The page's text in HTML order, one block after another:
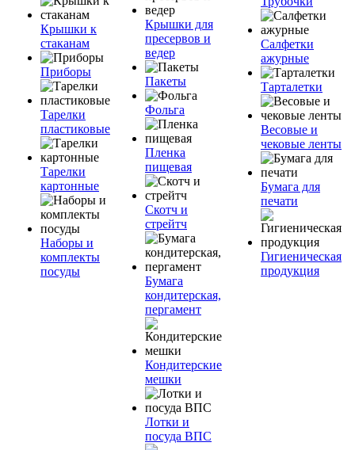
Крышки к
стаканам
Приборы
Тарелки
пластиковые
Тарелки
картонные
Наборы и
комплекты
посуды
Крышки для
пресервов и
ведер
Пакеты
Фольга
Пленка
пищевая
Скотч и
стрейтч
Бумага
кондитерская,
пергамент
Кондитерские
мешки
Лотки и
посуда ВПС
Салфетки
ажурные
Тарталетки
Весовые и
чековые ленты
Бумага для
печати
Гигиеническая
продукция